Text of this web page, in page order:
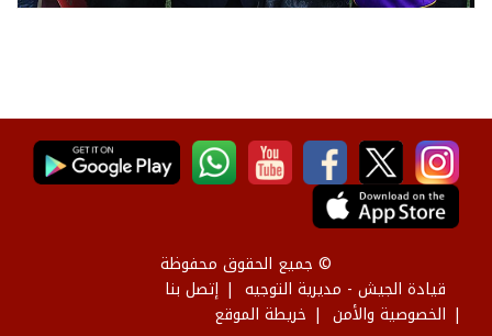
© جميع الحقوق محفوظة
قيادة الجيش - مديرية التوجيه
إتصل بنا
الخصوصية والأمن
خريطة الموقع